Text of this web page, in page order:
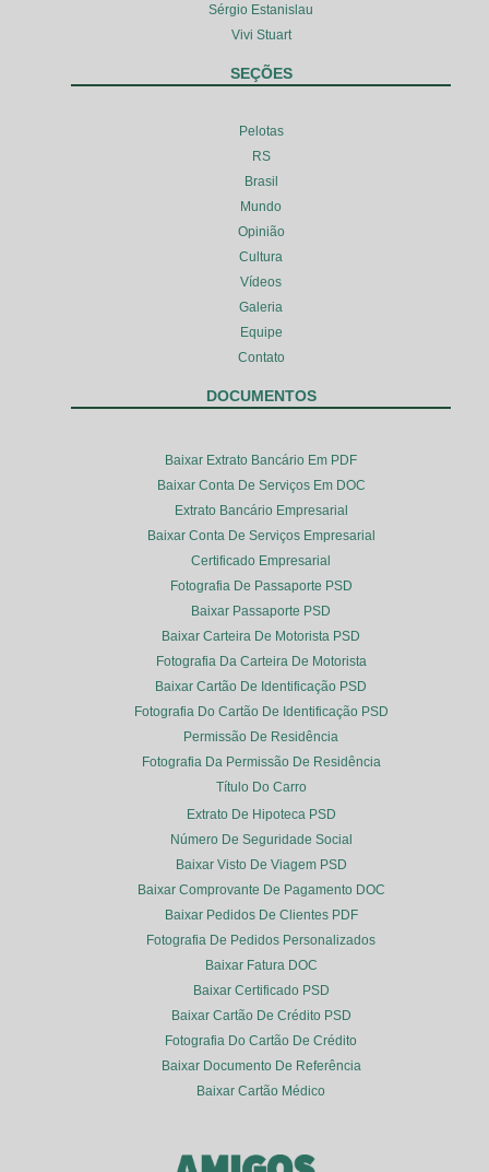
Sérgio Estanislau
Vivi Stuart
SEÇÕES
Pelotas
RS
Brasil
Mundo
Opinião
Cultura
Vídeos
Galeria
Equipe
Contato
DOCUMENTOS
Baixar Extrato Bancário Em PDF
Baixar Conta De Serviços Em DOC
Extrato Bancário Empresarial
Baixar Conta De Serviços Empresarial
Certificado Empresarial
Fotografia De Passaporte PSD
Baixar Passaporte PSD
Baixar Carteira De Motorista PSD
Fotografia Da Carteira De Motorista
Baixar Cartão De Identificação PSD
Fotografia Do Cartão De Identificação PSD
Permissão De Residência
Fotografia Da Permissão De Residência
Título Do Carro
Extrato De Hipoteca PSD
Número De Seguridade Social
Baixar Visto De Viagem PSD
Baixar Comprovante De Pagamento DOC
Baixar Pedidos De Clientes PDF
Fotografia De Pedidos Personalizados
Baixar Fatura DOC
Baixar Certificado PSD
Baixar Cartão De Crédito PSD
Fotografia Do Cartão De Crédito
Baixar Documento De Referência
Baixar Cartão Médico